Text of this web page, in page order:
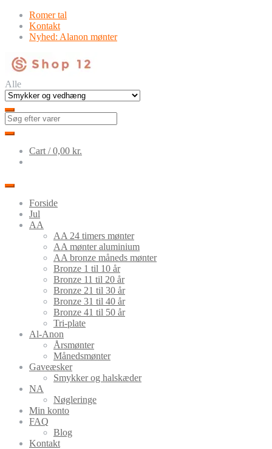
Skip
navigation
Skip
content
Romer tal
Kontakt
Nyhed: Alanon mønter
Alle
Cart /0,00 kr.
Forside
Jul
AA
AA 24 timers mønter
AA mønter aluminium
AA bronze måneds mønter
Bronze 1 til 10 år
Bronze 11 til 20 år
Bronze 21 til 30 år
Bronze 31 til 40 år
Bronze 41 til 50 år
Tri-plate
Al-Anon
Årsmønter
Månedsmønter
Gaveæsker
Smykker og halskæder
NA
Nøgleringe
Min konto
FAQ
Blog
Kontakt